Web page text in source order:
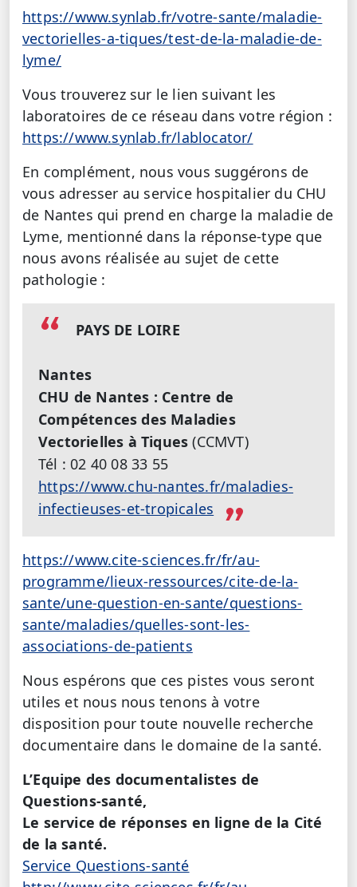
https://www.synlab.fr/votre-sante/maladie-
vectorielles-a-tiques/test-de-la-maladie-de-
lyme/
Vous trouverez sur le lien suivant les
laboratoires de ce réseau dans votre région :
https://www.synlab.fr/lablocator/
En complément, nous vous suggérons de
vous adresser au service hospitalier du CHU
de Nantes qui prend en charge la maladie de
Lyme, mentionné dans la réponse-type que
nous avons réalisée au sujet de cette
pathologie :
PAYS DE LOIRE
Nantes
CHU de Nantes : Centre de
Compétences des Maladies
Vectorielles à Tiques(CCMVT)
Tél : 02 40 08 33 55
https://www.chu-nantes.fr/maladies-
infectieuses-et-tropicales
https://www.cite-sciences.fr/fr/au-
programme/lieux-ressources/cite-de-la-
sante/une-question-en-sante/questions-
sante/maladies/quelles-sont-les-
associations-de-patients
Nous espérons que ces pistes vous seront
utiles et nous nous tenons à votre
disposition pour toute nouvelle recherche
documentaire dans le domaine de la santé.
L’Equipe des documentalistes de
Questions-santé,
Le service de réponses en ligne de la Cité
de la santé.
Service Questions-santé